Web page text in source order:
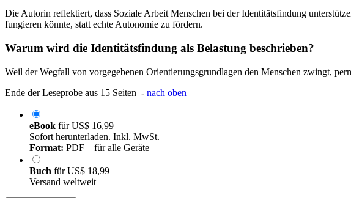
Die Autorin reflektiert, dass Soziale Arbeit Menschen bei der Identitätsfindung
fungieren könnte, statt echte Autonomie zu fördern.
Warum wird die Identitätsfindung als Belastung beschrieben?
Weil der Wegfall von vorgegebenen Orientierungsgrundlagen den Menschen zwingt,
Ende der Leseprobe aus 15 Seiten - nach oben
eBook fürUS$ 16,99
Sofort herunterladen. Inkl. MwSt.
Format: PDF – für alle Geräte
Buch fürUS$ 18,99
Versand weltweit